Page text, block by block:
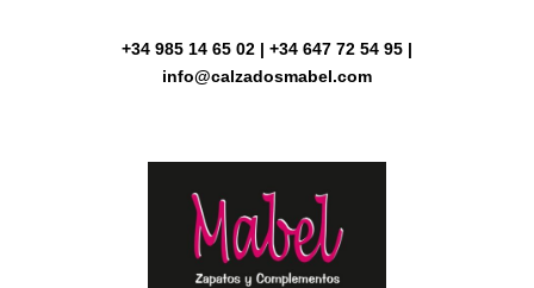
+34 985 14 65 02 | +34 647 72 54 95 |
info@calzadosmabel.com